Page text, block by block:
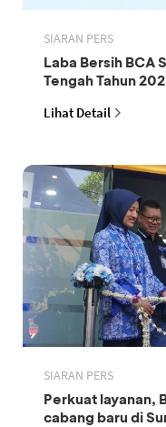
SIARAN PERS
Laba Bersih BCA
Tengah Tahun
Lihat Detail
SIARAN PERS
Perkuat layanan,
cabang baru di